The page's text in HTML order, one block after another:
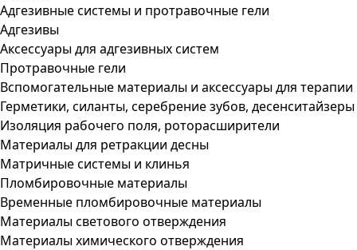
Адгезивные системы и протравочные гели
Адгезивы
Аксессуары для адгезивных систем
Протравочные гели
Вспомогательные материалы и аксессуары для терапии
Герметики, силанты, серебрение зубов, десенситайзеры
Изоляция рабочего поля, роторасширители
Материалы для ретракции десны
Матричные системы и клинья
Пломбировочные материалы
Временные пломбировочные материалы
Материалы светового отверждения
Материалы химического отверждения